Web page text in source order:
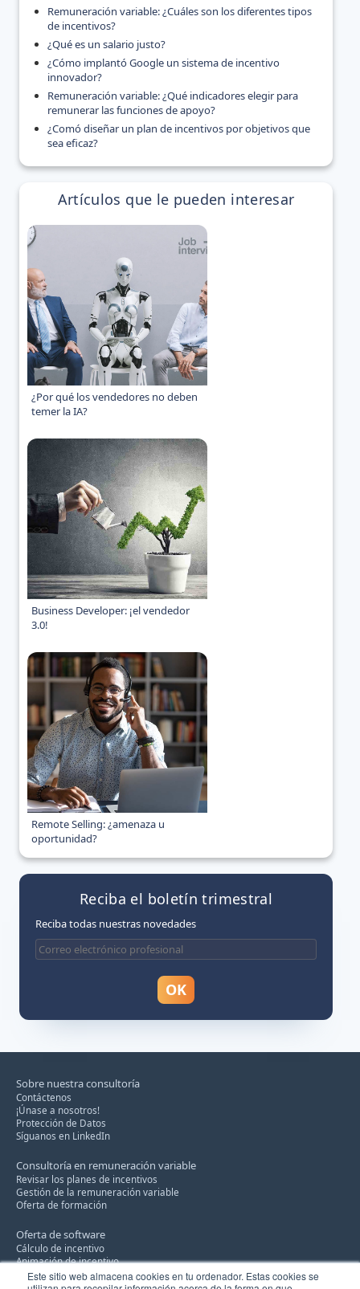
Este sitio web almacena cookies en tu ordenador. Estas cookies se
Remuneración variable: ¿Cuáles son los diferentes tipos
de incentivos?
¿Qué es un salario justo?
¿Cómo implantó Google un sistema de incentivo
innovador?
Remuneración variable: ¿Qué indicadores elegir para
remunerar las funciones de apoyo?
¿Comó diseñar un plan de incentivos por objetivos que
sea eficaz?
Artículos que le pueden interesar
¿Por qué los vendedores no deben
temer la IA?
Business Developer: ¡el vendedor
3.0!
Remote Selling: ¿amenaza u
oportunidad?
Reciba el boletín trimestral
Reciba todas nuestras novedades
Sobre nuestra consultoría
Contáctenos
¡Únase a nosotros!
Protección de Datos
Síguanos en LinkedIn
Consultoría en remuneración variable
Revisar los planes de incentivos
Gestión de la remuneración variable
Oferta de formación
Oferta de software
Cálculo de incentivo
Animación de incentivo
Repartición de los objectivos